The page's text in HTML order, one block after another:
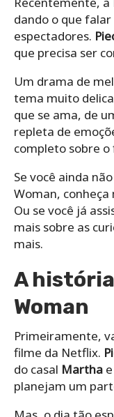
dando o que
espectadores.
que precisa ser
Um drama de
tema muito
que se ama, de
repleta de
completo sobre
Se você ainda
Woman,
Ou se você já
mais sobre as
mais.
A
Woman
Primeiramente,
filme da Netflix.
do casal Martha e
planejam um